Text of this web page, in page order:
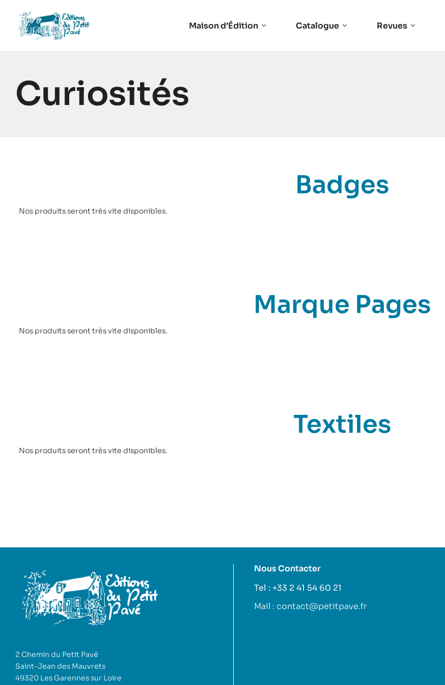
Maison d’Édition Catalogue Revues
Curiosités
Badges
Nos produits seront très vite disponibles.
Marque Pages
Nos produits seront très vite disponibles.
Textiles
Nos produits seront très vite disponibles.
2 Chemin du Petit Pavé
Saint-Jean des Mauvrets
49320 Les Garennes sur Loire
Nous Contacter
Tel : +33 2 41 54 60 21
Mail : contact@petitpave.fr